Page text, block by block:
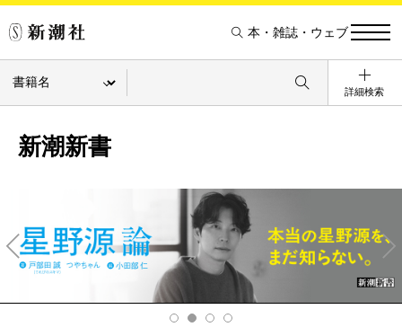
本・雑誌・ウェブ
詳細検索
新潮新書
v
Ne
xt